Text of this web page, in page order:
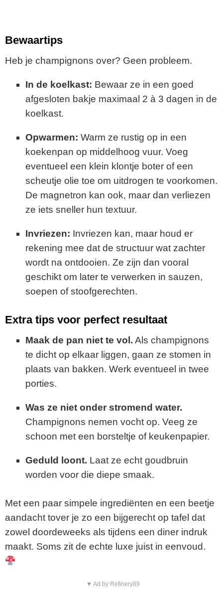
Bewaartips
Heb je champignons over? Geen probleem.
In de koelkast: Bewaar ze in een goed
afgesloten bakje maximaal 2 à 3 dagen in de
koelkast.
Opwarmen: Warm ze rustig op in een
koekenpan op middelhoog vuur. Voeg
eventueel een klein klontje boter of een
scheutje olie toe om uitdrogen te voorkomen.
De magnetron kan ook, maar dan verliezen
ze iets sneller hun textuur.
Invriezen: Invriezen kan, maar houd er
rekening mee dat de structuur wat zachter
wordt na ontdooien. Ze zijn dan vooral
geschikt om later te verwerken in sauzen,
soepen of stoofgerechten.
Extra tips voor perfect resultaat
Maak de pan niet te vol. Als champignons
te dicht op elkaar liggen, gaan ze stomen in
plaats van bakken. Werk eventueel in twee
porties.
Was ze niet onder stromend water.
Champignons nemen vocht op. Veeg ze
schoon met een borsteltje of keukenpapier.
Geduld loont. Laat ze echt goudbruin
worden voor die diepe smaak.
Met een paar simpele ingrediënten en een beetje
aandacht tover je zo een bijgerecht op tafel dat
zowel doordeweeks als tijdens een diner indruk
maakt. Soms zit de echte luxe juist in eenvoud.
▼ Ad by Refinery89